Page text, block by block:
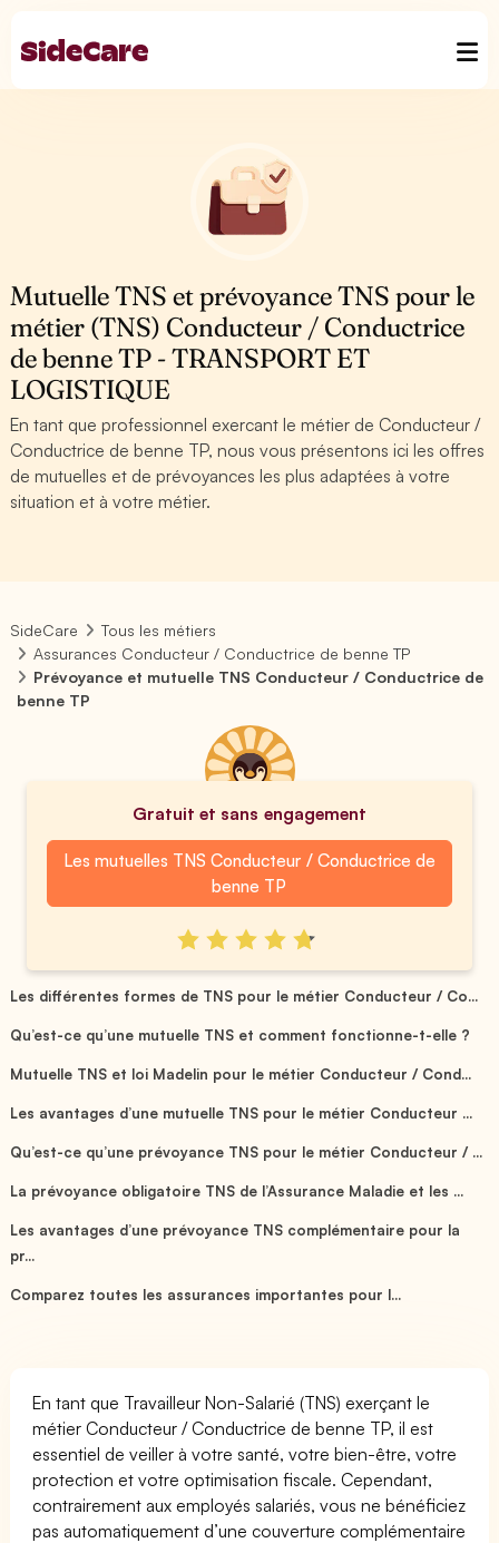
Mutuelle TNS et prévoyance TNS pour le
métier (TNS) Conducteur / Conductrice
de benne TP - TRANSPORT ET
LOGISTIQUE
En tant que professionnel exercant le métier de Conducteur /
Conductrice de benne TP, nous vous présentons ici les offres
de mutuelles et de prévoyances les plus adaptées à votre
situation et à votre métier.
SideCare
Tous les métiers
Assurances Conducteur / Conductrice de benne TP
Prévoyance et mutuelle TNS Conducteur / Conductrice de
benne TP
Gratuit et sans engagement
Les mutuelles TNS Conducteur / Conductrice de
benne TP
Les différentes formes de TNS pour le métier Conducteur / Co...
Qu’est-ce qu’une mutuelle TNS et comment fonctionne-t-elle ?
Mutuelle TNS et loi Madelin pour le métier Conducteur / Cond...
Les avantages d’une mutuelle TNS pour le métier Conducteur ...
Qu’est-ce qu’une prévoyance TNS pour le métier Conducteur / ...
La prévoyance obligatoire TNS de l’Assurance Maladie et les ...
Les avantages d’une prévoyance TNS complémentaire pour la
pr...
Comparez toutes les assurances importantes pour l...
En tant que Travailleur Non-Salarié (TNS) exerçant le
métier Conducteur / Conductrice de benne TP, il est
essentiel de veiller à votre santé, votre bien-être, votre
protection et votre optimisation fiscale. Cependant,
contrairement aux employés salariés, vous ne bénéficiez
pas automatiquement d’une couverture complémentaire